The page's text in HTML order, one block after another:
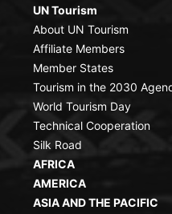
UN Tourism
About UN Tourism
Affiliate Members
Member States
Tourism in the 2030
World Tourism Day
Technical Cooperation
Silk Road
AFRICA
AMERICA
ASIA AND THE PACIFIC